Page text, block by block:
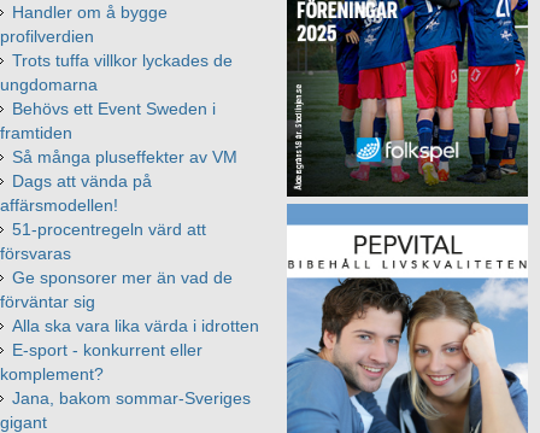
Handler om å bygge
profilverdien
Trots tuffa villkor lyckades de
ungdomarna
Behövs ett Event Sweden i
framtiden
Så många pluseffekter av VM
Dags att vända på
affärsmodellen!
51-procentregeln värd att
försvaras
Ge sponsorer mer än vad de
förväntar sig
Alla ska vara lika värda i idrotten
E-sport - konkurrent eller
komplement?
Jana, bakom sommar-Sveriges
gigant